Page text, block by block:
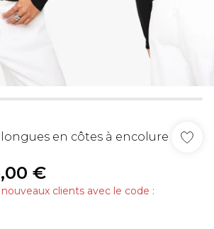
en côtes à encolure
€
clients avec le code :